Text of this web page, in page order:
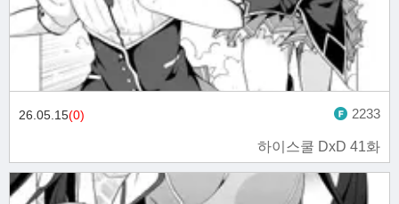
하이스쿨 DxD 41화
26.05.15(0) 2233